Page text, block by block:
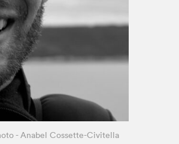
- Anabel Cossette-Civitella